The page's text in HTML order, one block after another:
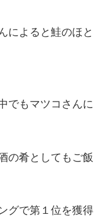
によると鮭のほと
でもマツコさんに
の肴としてもご飯
グで第１位を獲得